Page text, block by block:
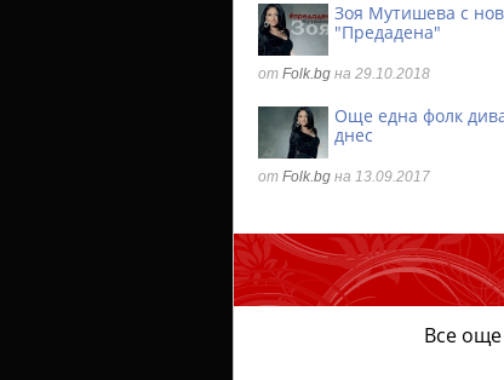
Зоя Мутишева с
"Предадена"
от Folk.bg на 29.10.2018
Още една фолк
днес
от Folk.bg на 13.09.2017
Все още